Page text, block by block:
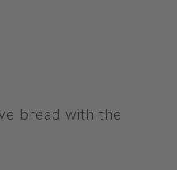
bread with the